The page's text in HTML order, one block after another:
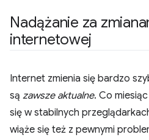
Nadążanie za
internetowej
Internet zmienia się bardzo
są zawsze aktualne. Co
się w stabilnych
wiąże się też z pewnymi